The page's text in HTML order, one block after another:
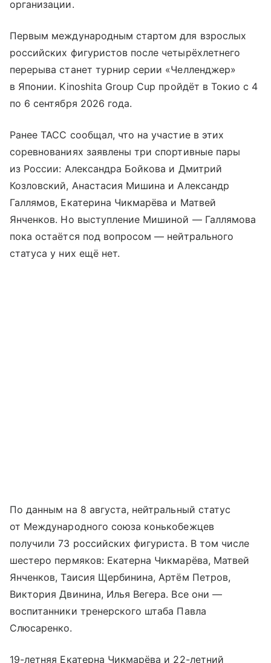
организации.
Первым международным стартом для взрослых
российских фигуристов после четырёхлетнего
перерыва станет турнир серии «Челленджер»
в Японии. Kinoshita Group Cup пройдёт в Токио с 4
по 6 сентября 2026 года.
Ранее ТАСС сообщал, что на участие в этих
соревнованиях заявлены три спортивные пары
из России: Александра Бойкова и Дмитрий
Козловский, Анастасия Мишина и Александр
Галлямов, Екатерина Чикмарёва и Матвей
Янченков. Но выступление Мишиной — Галлямова
пока остаётся под вопросом — нейтрального
статуса у них ещё нет.
По данным на 8 августа, нейтральный статус
от Международного союза конькобежцев
получили 73 российских фигуриста. В том числе
шестеро пермяков: Екатерна Чикмарёва, Матвей
Янченков, Таисия Щербинина, Артём Петров,
Виктория Двинина, Илья Вегера. Все они —
воспитанники тренерского штаба Павла
Слюсаренко.
19-летняя Екатерна Чикмарёва и 22-летний